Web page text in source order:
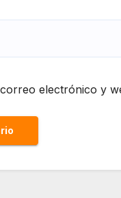
electrónico y